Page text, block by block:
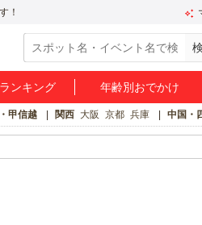
！
ランキング 年齢別おでかけ
甲信越 関西 大阪 京都 兵庫 中国・